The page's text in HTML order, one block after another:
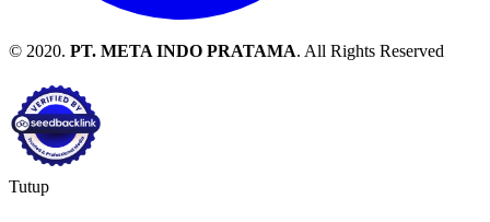
© 2020. PT. META INDO PRATAMA. All Rights Reserved
Tutup